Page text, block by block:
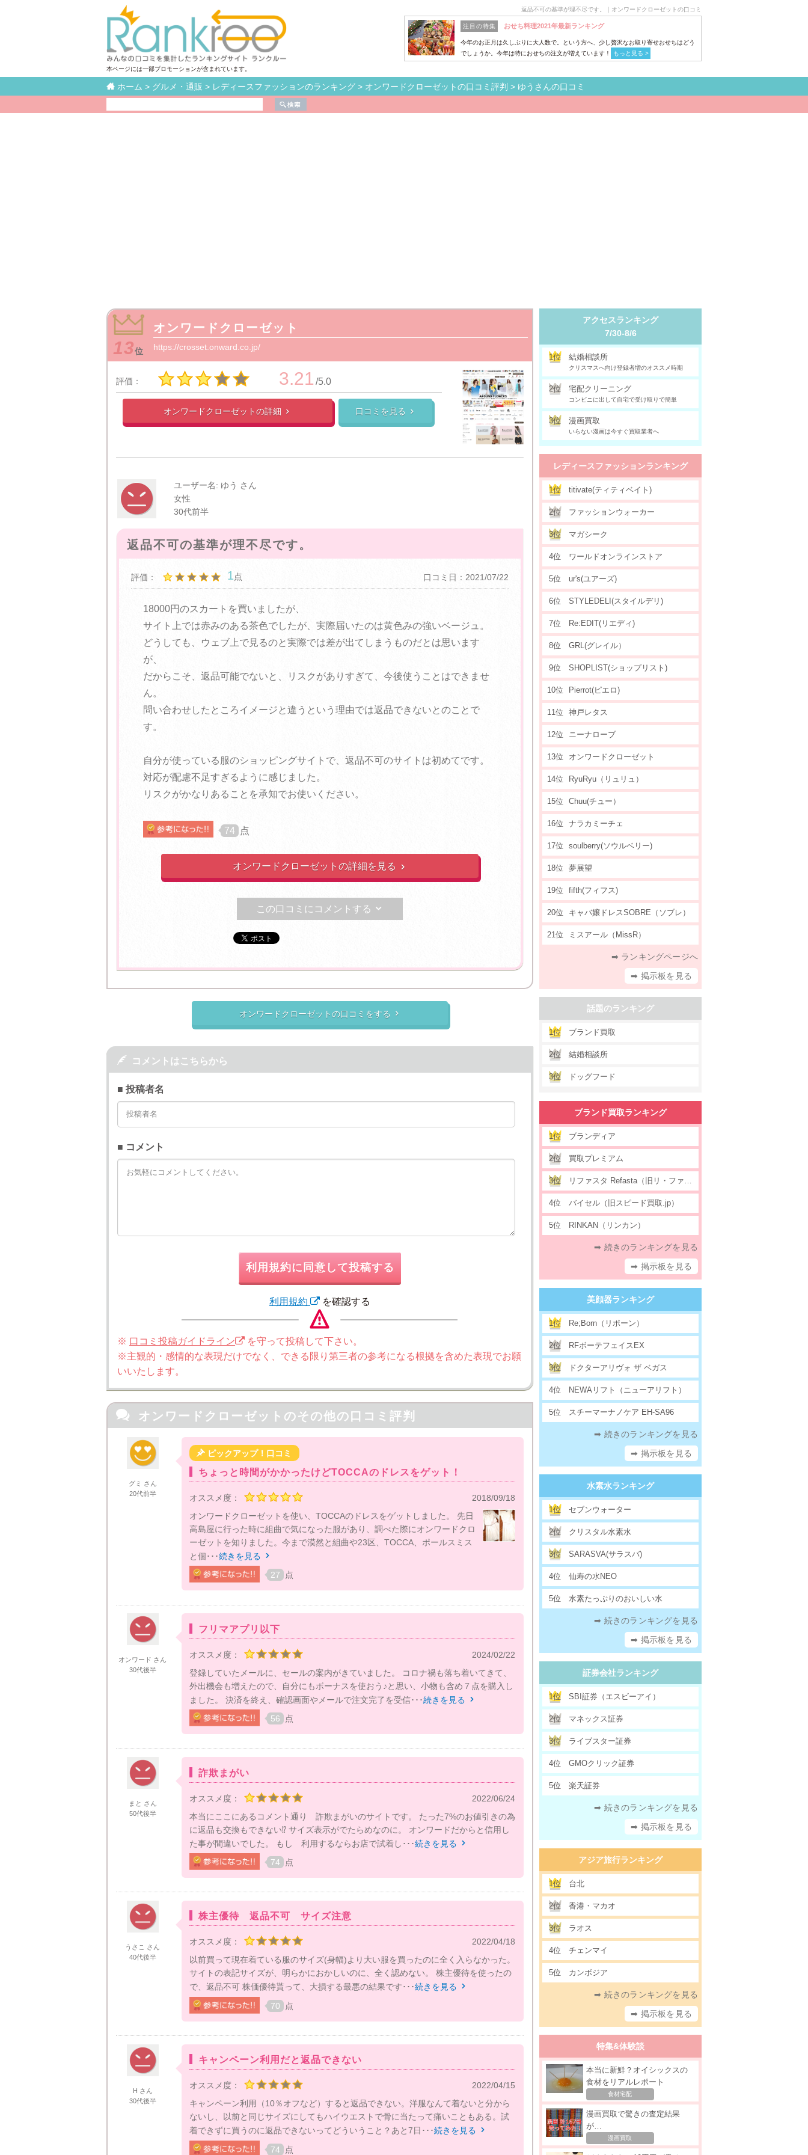
本ページには一部プロモーションが含まれています。
返品不可の基準が理不尽です。｜オンワードクローゼットの口コミ
注目の特集 おせち料理2021年最新ランキング
今年のお正月は久しぶりに大人数で。という方へ、少し贅沢なお取り寄せおせちはどう
でしょうか。今年は特におせちの注文が増えています！
もっと見る >
 ホーム > グルメ・通販 > レディースファッションのランキング > オンワードクローゼットの口コミ評判 > ゆうさんの口コミ
13位
オンワードクローゼット
https://crosset.onward.co.jp/
評価： 3.21 /5.0
オンワードクローゼットの詳細  口コミを見る 
ユーザー名: ゆう さん
女性
30代前半
返品不可の基準が理不尽です。
評価： 1点 口コミ日：2021/07/22
18000円のスカートを買いましたが、
サイト上では赤みのある茶色でしたが、実際届いたのは黄色みの強いベージュ。
どうしても、ウェブ上で見るのと実際では差が出てしまうものだとは思います
が、
だからこそ、返品可能でないと、リスクがありすぎて、今後使うことはできませ
ん。
問い合わせしたところイメージと違うという理由では返品できないとのことで
す。
自分が使っている服のショッピングサイトで、返品不可のサイトは初めてです。
対応が配慮不足すぎるように感じました。
リスクがかなりあることを承知でお使いください。
74 点
オンワードクローゼットの詳細を見る 
この口コミにコメントする 
オンワードクローゼットの口コミをする 
 コメントはこちらから
■ 投稿者名
■ コメント
利用規約に同意して投稿する
利用規約 を確認する
※ 口コミ投稿ガイドライン
を守って投稿して下さい。
※主観的・感情的な表現だけでなく、できる限り第三者の参考になる根拠を含めた表現でお願
いいたします。
 オンワードクローゼットのその他の口コミ評判
グミ さん
20代前半
 ピックアップ！口コミ
ちょっと時間がかかったけどTOCCAのドレスをゲット！
オススメ度：
2018/09/18
オンワードクローゼットを使い、TOCCAのドレスをゲットしました。 先日
高島屋に行った時に組曲で気になった服があり、調べた際にオンワードクロ
ーゼットを知りました。今まで漠然と組曲や23区、TOCCA、ポールスミス
と個･･･続きを見る 
27 点
オンワード さん
30代後半
フリマアプリ以下
オススメ度：
2024/02/22
登録していたメールに、セールの案内がきていました。 コロナ禍も落ち着いてきて、
外出機会も増えたので、自分にもボーナスを使おう♪と思い、小物も含め７点を購入し
ました。 決済を終え、確認画面やメールで注文完了を受信･･･続きを見る 
56 点
まと さん
50代後半
詐欺まがい
オススメ度：
2022/06/24
本当にここにあるコメント通り 詐欺まがいのサイトです。 たった7%のお値引きの為
に返品も交換もできない⁉️ サイズ表示がでたらめなのに。 オンワードだからと信用し
た事が間違いでした。 もし 利用するならお店で試着し･･･続きを見る 
74 点
うさこ さん
40代後半
株主優待 返品不可 サイズ注意
オススメ度：
2022/04/18
以前買って現在着ている服のサイズ(身幅)より大い服を買ったのに全く入らなかった。
サイトの表記サイズが、明らかにおかしいのに、全く認めない。 株主優待を使ったの
で、返品不可 株価優待貰って、大損する最悪の結果です･･･続きを見る 
70 点
H さん
30代後半
キャンペーン利用だと返品できない
オススメ度：
2022/04/15
キャンペーン利用（10％オフなど）すると返品できない。洋服なんて着ないと分から
ないし、以前と同じサイズにしてもハイウエストで骨に当たって痛いこともある。試
着できずに買うのに返品できないってどういうこと？あと7日･･･続きを見る 
74 点
アクセスランキング
7/30-8/6
1位 結婚相談所
クリスマスへ向け登録者増のオススメ時期
2位 宅配クリーニング
コンビニに出して自宅で受け取りで簡単
3位 漫画買取
いらない漫画は今すぐ買取業者へ
レディースファッションランキング
1位 titivate(ティティベイト)
2位 ファッションウォーカー
3位 マガシーク
4位 ワールドオンラインストア
5位 ur's(ユアーズ)
6位 STYLEDELI(スタイルデリ)
7位 Re:EDIT(リエディ)
8位 GRL(グレイル）
9位 SHOPLIST(ショップリスト)
10位 Pierrot(ピエロ)
11位 神戸レタス
12位 ニーナローブ
13位 オンワードクローゼット
14位 RyuRyu（リュリュ）
15位 Chuu(チュー）
16位 ナラカミーチェ
17位 soulberry(ソウルベリー)
18位 夢展望
19位 fifth(フィフス)
20位 キャバ嬢ドレスSOBRE（ソブレ）
21位 ミスアール（MissR）
➡ ランキングページへ
➡ 掲示板を見る
話題のランキング
1位 ブランド買取
2位 結婚相談所
3位 ドッグフード
ブランド買取ランキング
1位 ブランディア
2位 買取プレミアム
3位 リファスタ Refasta（旧リ・ファウンデーション）
4位 バイセル（旧スピード買取.jp）
5位 RINKAN（リンカン）
➡ 続きのランキングを見る
➡ 掲示板を見る
美顔器ランキング
1位 Re;Born（リボーン）
2位 RFボーテフェイスEX
3位 ドクターアリヴォ ザ ベガス
4位 NEWAリフト（ニューアリフト）
5位 スチーマーナノケア EH-SA96
➡ 続きのランキングを見る
➡ 掲示板を見る
水素水ランキング
1位 セブンウォーター
2位 クリスタル水素水
3位 SARASVA(サラスバ)
4位 仙寿の水NEO
5位 水素たっぷりのおいしい水
➡ 続きのランキングを見る
➡ 掲示板を見る
証券会社ランキング
1位 SBI証券（エスビーアイ）
2位 マネックス証券
3位 ライブスター証券
4位 GMOクリック証券
5位 楽天証券
➡ 続きのランキングを見る
➡ 掲示板を見る
アジア旅行ランキング
1位 台北
2位 香港・マカオ
3位 ラオス
4位 チェンマイ
5位 カンボジア
➡ 続きのランキングを見る
➡ 掲示板を見る
特集&体験談
本当に新鮮？オイシックスの
食材をリアルレポート
食材宅配
漫画買取で驚きの査定結果
が…
漫画買取